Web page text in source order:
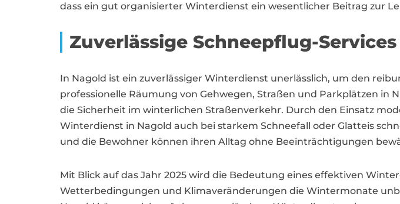
dass ein gut organisierter Winterdienst ein wesentlicher Beitrag zur
Zuverlässige Schneepflug-
In Nagold ist ein zuverlässiger Winterdienst unerlässlich, um den
professionelle Räumung von Gehwegen, Straßen und Parkplätzen
die Sicherheit im winterlichen Straßenverkehr. Durch den Einsatz
Winterdienst in Nagold auch bei starkem Schneefall oder Glatteis
und die Bewohner können ihren Alltag ohne Beeinträchtigungen
Mit Blick auf das Jahr 2025 wird die Bedeutung eines effektiven
Wetterbedingungen und Klimaveränderungen die Wintermonate